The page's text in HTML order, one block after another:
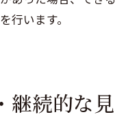
行います。
継続的な見